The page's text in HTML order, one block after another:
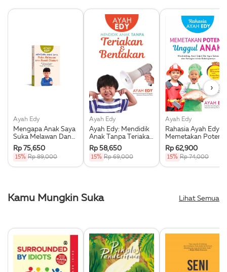
Ayah Edy
Mengapa Anak Saya
Suka Melawan Dan
Susah Diatur?
Rp 75,650
15% Rp 89,000
Ayah Edy
Ayah Edy: Mendidik
Anak Tanpa Teriakan
Dan Bentakan
Rp 58,650
15% Rp 69,000
Ayah Edy
Rahasia Ayah Edy
Memetakan Potensi
Unggul Anak
Rp 62,900
15% Rp 74,000
›
Kamu Mungkin Suka Lihat Semua